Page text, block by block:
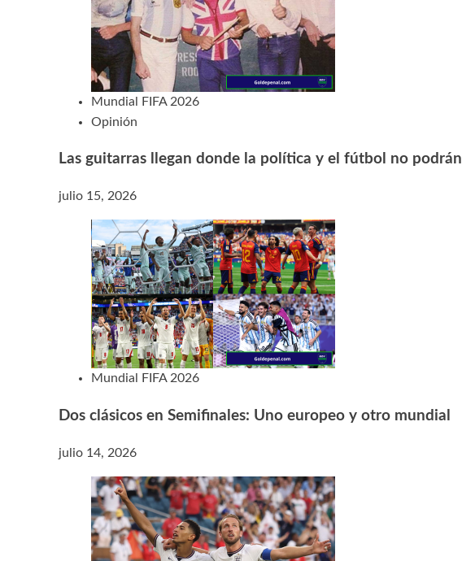
Mundial FIFA 2026
Opinión
Las guitarras llegan donde la política y el fútbol no podrán
julio 15, 2026
Mundial FIFA 2026
Dos clásicos en Semifinales: Uno europeo y otro mundial
julio 14, 2026